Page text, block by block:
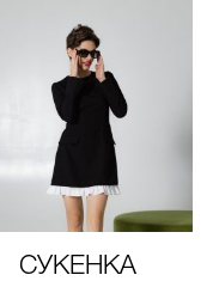
СУКЕНКА